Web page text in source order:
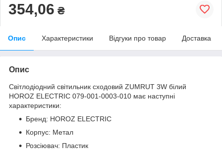
354,06 ₴
Опис Характеристики Відгуки про товар Доставка
Опис
Світлодіодний світильник сходовий ZUMRUT 3W білий
HOROZ ELECTRIC 079-001-0003-010 має наступні
характеристики:
Бренд: HOROZ ELECTRIC
Корпус: Метал
Розсіювач: Пластик